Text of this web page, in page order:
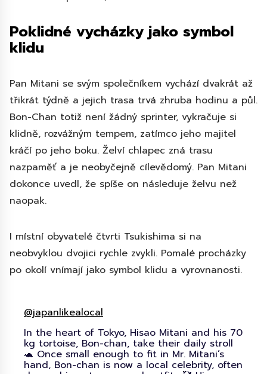
Poklidné vycházky jako symbol
klidu
Pan Mitani se svým společníkem vychází dvakrát až
třikrát týdně a jejich trasa trvá zhruba hodinu a půl.
Bon-Chan totiž není žádný sprinter, vykračuje si
klidně, rozvážným tempem, zatímco jeho majitel
kráčí po jeho boku. Želví chlapec zná trasu
nazpaměť a je neobyčejně cílevědomý. Pan Mitani
dokonce uvedl, že spíše on následuje želvu než
naopak.
I místní obyvatelé čtvrti Tsukishima si na
neobvyklou dvojici rychle zvykli. Pomalé procházky
po okolí vnímají jako symbol klidu a vyrovnanosti.
@japanlikealocal
In the heart of Tokyo, Hisao Mitani and his 70
kg tortoise, Bon-chan, take their daily stroll
🐢 Once small enough to fit in Mr. Mitani’s
hand, Bon-chan is now a local celebrity, often